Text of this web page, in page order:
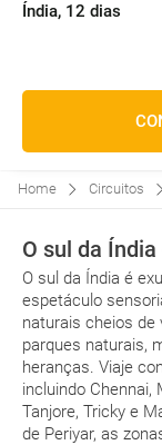
Índia, 12 dias
Home Circuitos
O sul da
O sul da Índia é
espetáculo
naturais cheios
parques naturais,
heranças. Viaje
incluindo Chennai,
Tanjore, Tricky e
de Periyar, as